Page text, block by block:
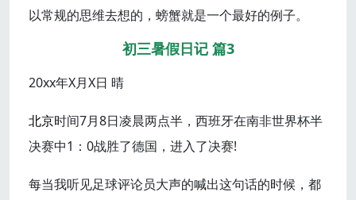
以常规的思维去想的，螃蟹就是一个最好的例子。
初三暑假日记 篇3
20xx年X月X日 晴
北京时间7月8日凌晨两点半，西班牙在南非世界杯半
决赛中1：0战胜了德国，进入了决赛!
每当我听见足球评论员大声的喊出这句话的时候，都